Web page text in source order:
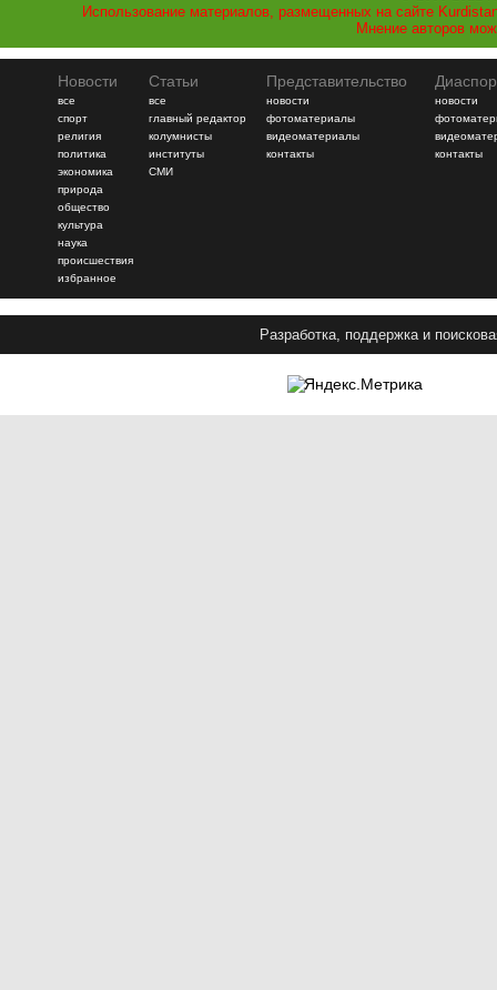
Использование материалов, размещенных на сайте
Мнение авторов
Новости
все
спорт
религия
политика
экономика
природа
общество
культура
наука
происшествия
избранное
Статьи
все
главный редактор
колумнисты
институты
СМИ
Представительство
новости
фотоматериалы
видеоматериалы
контакты
новости
контакты
Разработка, поддержка и